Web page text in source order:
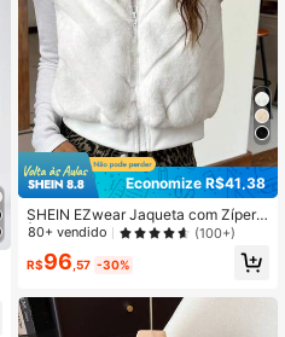
Economize R$41,38
SHEIN EZwear Jaqueta com Zíper
À Prova de Vento Fofa sem Mangas
es
80+ vendido (100+)
R$96 ,57 -30%